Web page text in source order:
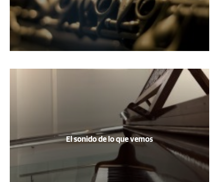
El sonido de lo que vemos